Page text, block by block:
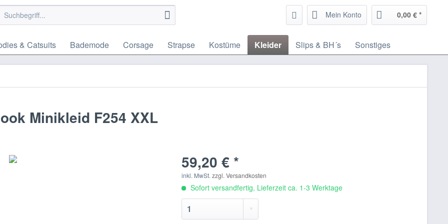
Mein Konto 0,00 € *
& Catsuits Bademode Corsage Strapse Kostüme Kleider Slips & BH´s Sonstiges
Minikleid F254 XXL
59,20 € *
inkl. MwSt.zzgl. Versandkosten
Sofort versandfertig, Lieferzeit ca. 1-3 Werktage